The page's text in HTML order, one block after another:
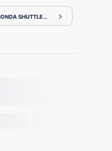
SHUTTLE GP7